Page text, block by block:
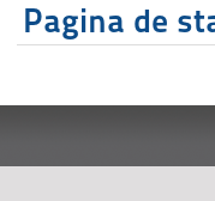
Pagina de